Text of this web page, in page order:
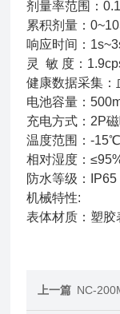
剂量率范围：
累积剂量：
响应时间：
灵 敏 度：
健康数据采集
电池容量：
充电方式：2P
温度范围：-
相对湿度：
防水等级：IP65
机械特性:
表体材质：塑
上一篇 NC-